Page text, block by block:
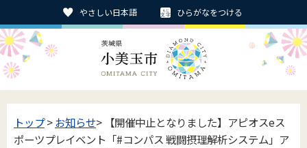
やさしい日本語 ひらがなをつける
トップ>お知らせ> 【開催中止となりました】アピオスeス
ポーツプレイベント「#コンパス 戦闘摂理解析システム」ア